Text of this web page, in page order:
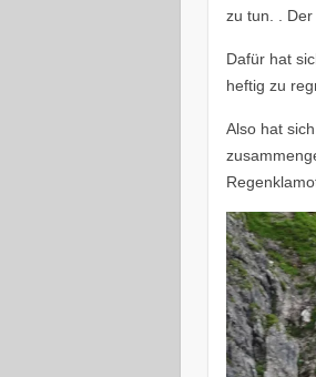
zu tun. .
Dafür hat
heftig zu
Also hat